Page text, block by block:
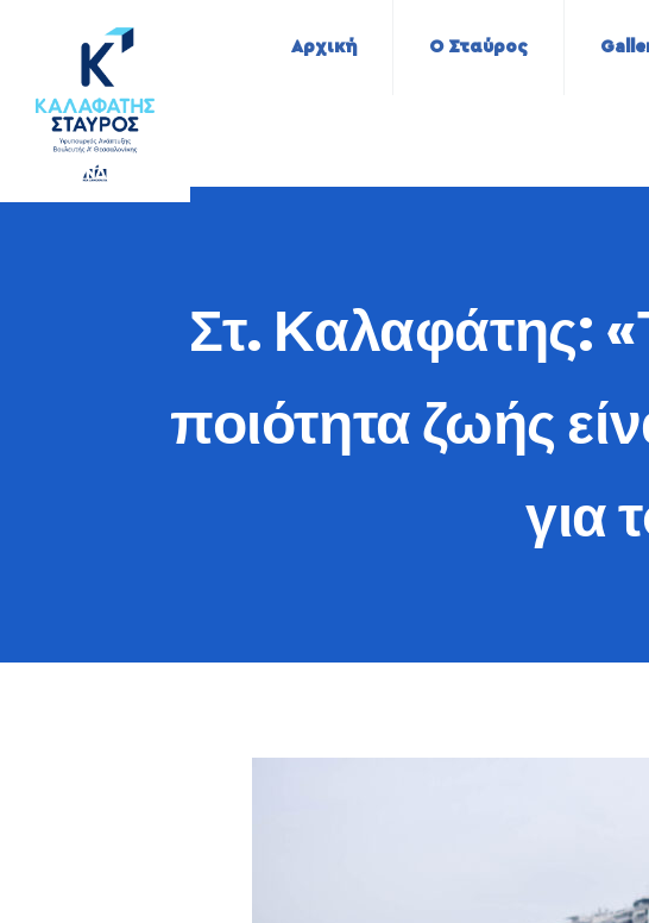
Αρχική Ο Σταύρος
Στ. Καλαφάτης:
ποιότητα ζωής
για